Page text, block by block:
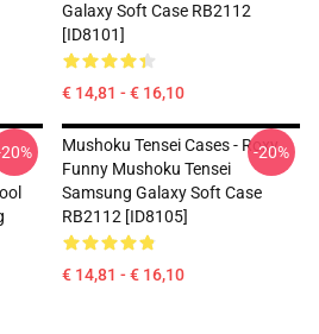
Galaxy Soft Case RB2112
[ID8101]
€ 14,81 - € 16,10
Mushoku Tensei Cases - Roxy
Funny Mushoku Tensei
Samsung Galaxy Soft Case
RB2112 [ID8105]
€ 14,81 - € 16,10
-20%